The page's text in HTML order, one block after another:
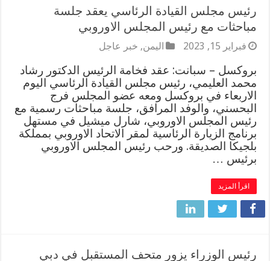
رئيس مجلس القيادة الرئاسي يعقد جلسة
مباحثات مع رئيس المجلس الاوروبي
فبراير 15, 2023 اليمن, خبر عاجل
بروكسل – سبانت: عقد فخامة الرئيس الدكتور رشاد
محمد العليمي، رئيس مجلس القيادة الرئاسي اليوم
الاربعاء في بروكسل ومعه عضو المجلس فرج
البحسني، والوفد المرافق، جلسة مباحثات رسمية مع
رئيس المجلس الاوروبي، شارل ميشيل في مستهل
برنامج الزيارة الرئاسية لمقر الاتحاد الاوروبي بمملكة
بلجيكا الصديقة. ورحب رئيس المجلس الاوروبي
برئيس …
اقرأ المزيد
رئيس الوزراء يزور متحف المستقبل في دبي